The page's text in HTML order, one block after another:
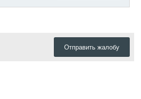
Отправить жалобу